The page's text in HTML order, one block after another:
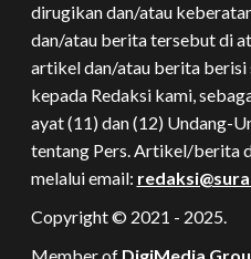
dirugikan dan/atau
dan/atau berita tersebut di
artikel dan/atau berita berisi
kepada Redaksi kami,
ayat (11) dan (12) Undang-
tentang Pers. Artikel/berita
melalui email:
Copyright © 2021 - 2025.